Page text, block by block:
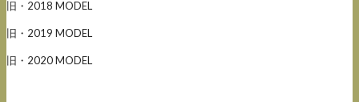
旧・2018 MODEL
旧・2019 MODEL
旧・2020 MODEL